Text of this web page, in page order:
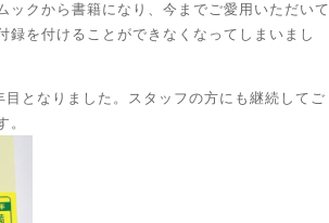
ックから書籍になり、今までご愛用いただいて
録を付けることができなくなってしまいまし
となりました。スタッフの方にも継続してご
。